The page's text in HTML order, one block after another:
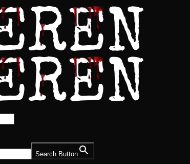
Search Button